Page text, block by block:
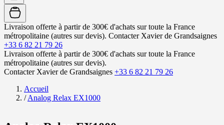
Livraison offerte à partir de 300€ d'achats sur toute la France
métropolitaine (autres sur devis). Contacter Xavier de Grandsaignes
+33 6 82 21 79 26
Livraison offerte à partir de 300€ d'achats sur toute la France
métropolitaine (autres sur devis).
Contacter Xavier de Grandsaignes +33 6 82 21 79 26
Accueil
/ Analog Relax EX1000